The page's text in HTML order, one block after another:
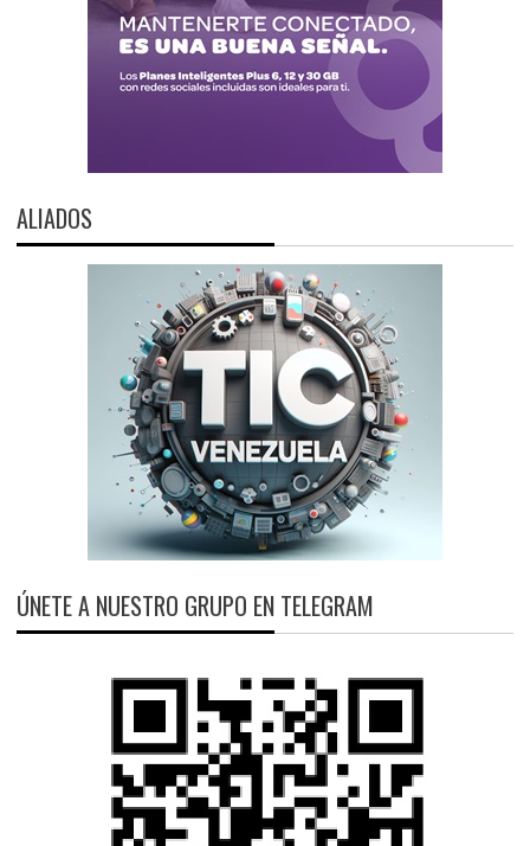
ALIADOS
ÚNETE A NUESTRO GRUPO EN TELEGRAM